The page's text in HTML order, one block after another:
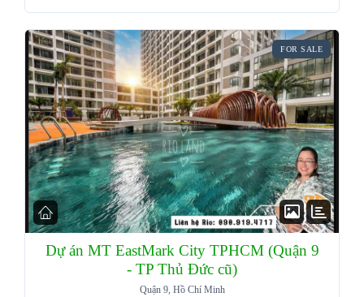
FOR SALE
Dự án MT EastMark City TPHCM (Quận 9
- TP Thủ Đức cũ)
Quận 9, Hồ Chí Minh